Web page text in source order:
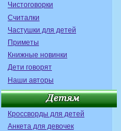
Чистоговорки
Считалки
Частушки для детей
Приметы
Книжные новинки
Дети говорят
Наши авторы
Кроссворды для детей
Анкета для девочек